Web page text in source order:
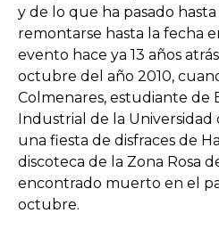
y de lo que ha pasado
remontarse hasta la fecha
evento hace ya 13 años
octubre del año 2010,
Colmenares, estudiante de
Industrial de la Universidad
una fiesta de disfraces de
discoteca de la Zona Rosa
encontrado muerto en el
octubre.